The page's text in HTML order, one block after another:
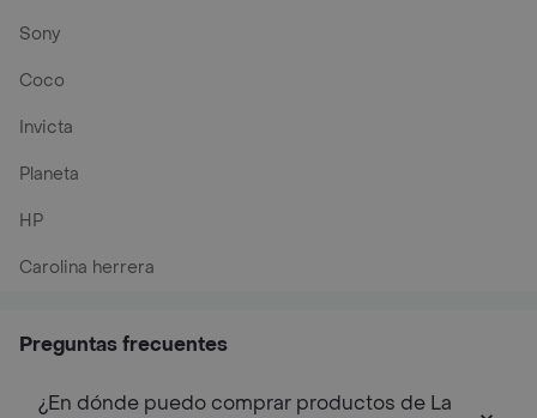
Sony
Coco
Invicta
Planeta
HP
Carolina herrera
Preguntas frecuentes
¿En dónde puedo comprar productos de La